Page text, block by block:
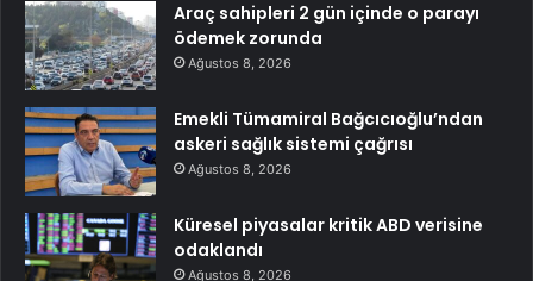
Araç sahipleri 2 gün içinde o parayı
ödemek zorunda
Ağustos 8, 2026
Emekli Tümamiral Bağcıcıoğlu’ndan
askeri sağlık sistemi çağrısı
Ağustos 8, 2026
Küresel piyasalar kritik ABD verisine
odaklandı
Ağustos 8, 2026